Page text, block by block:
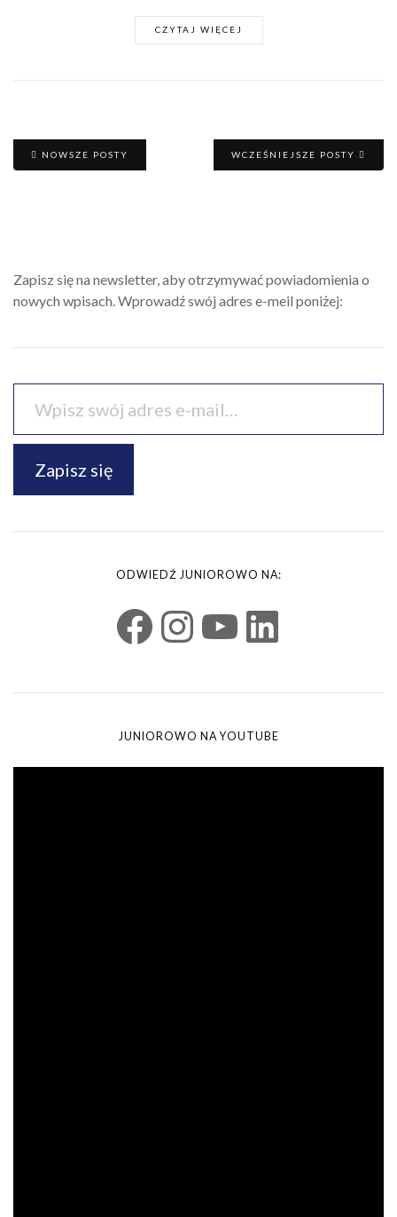
CZYTAJ WIĘCEJ
WCZEŚNIEJSZE POSTY
NOWSZE POSTY
Zapisz się na newsletter, aby otrzymywać powiadomienia o
nowych wpisach. Wprowadź swój adres e-meil poniżej:
Zapisz się
ODWIEDŹ JUNIOROWO NA:
JUNIOROWO NA YOUTUBE